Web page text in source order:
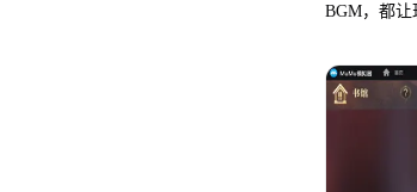
BGM，都让